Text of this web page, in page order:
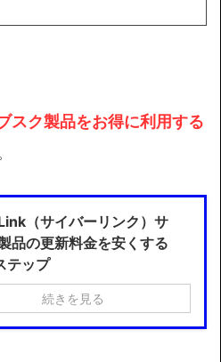
スク製品をお得に利用する
（サイバーリンク）サ
品の更新料金を安くする
テップ
続きを見る